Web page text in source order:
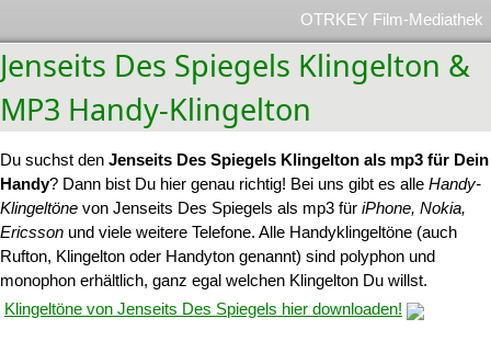
OTRKEY Film-Mediathek
Jenseits Des Spiegels Klingelton &
MP3 Handy-Klingelton
Du suchst den Jenseits Des Spiegels Klingelton als mp3 für Dein
Handy? Dann bist Du hier genau richtig! Bei uns gibt es alle Handy-
Klingeltöne von Jenseits Des Spiegels als mp3 für iPhone, Nokia,
Ericsson und viele weitere Telefone. Alle Handyklingeltöne (auch
Rufton, Klingelton oder Handyton genannt) sind polyphon und
monophon erhältlich, ganz egal welchen Klingelton Du willst.
Klingeltöne von Jenseits Des Spiegels hier downloaden!